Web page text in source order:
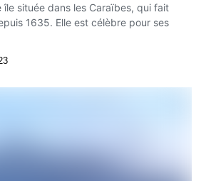
île située dans les Caraïbes, qui fait
1635. Elle est célèbre pour ses